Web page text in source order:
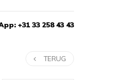
+31 33 258 43 43
TERUG